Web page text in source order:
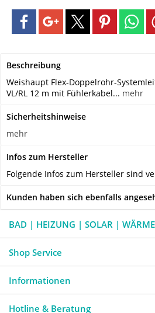
Beschreibung
Weishaupt Flex-Doppelrohr-
VL/RL 12 m mit Fühlerkabel... mehr
Sicherheitshinweise
mehr
Infos zum Hersteller
Folgende Infos zum Hersteller sind
Kunden haben sich ebenfalls
BAD | HEIZUNG | SOLAR |
Shop Service
Informationen
Hotline & Beratung